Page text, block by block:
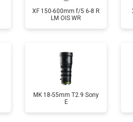
XF 150-600mm f/5.6-8 R
LM OIS WR
MK 18-55mm T2.9 Sony
E